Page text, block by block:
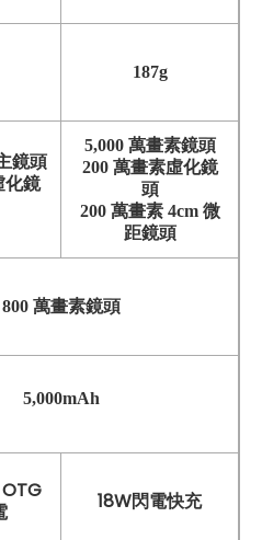
187g
鏡頭
化鏡
5,000 萬畫素鏡頭
200 萬畫素虛化鏡
頭
200 萬畫素 4cm 微
距鏡頭
800 萬畫素鏡頭
5,000mAh
18W閃電快充